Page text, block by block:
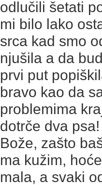
odlučili šetati
mi bilo lako
srca kad smo
njušila a da
prvi put
bravo kao da
problemima
dotrče dva
Bože, zašto
ma kužim,
mala, a svaki